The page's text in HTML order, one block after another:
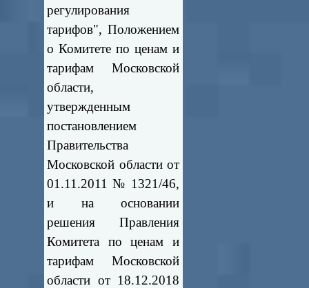
регулирования
тарифов", Положением
о Комитете по ценам и
тарифам Московской
области,
утвержденным
постановлением
Правительства
Московской области от
01.11.2011 № 1321/46,
и на основании
решения Правления
Комитета по ценам и
тарифам Московской
области от 18.12.2018